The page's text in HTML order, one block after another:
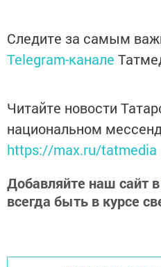
Следите за самым
Telegram-канале
Читайте новости
национальном
https://max.ru/tatmedia
Добавляйте наш сайт в
всегда быть в курсе